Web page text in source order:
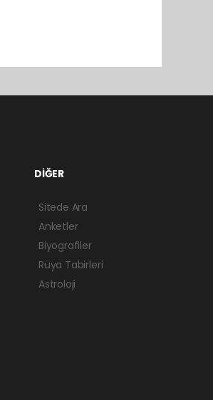
DİĞER
Sitede Ara
Anketler
Biyografiler
Rüya Tabirleri
Astroloji